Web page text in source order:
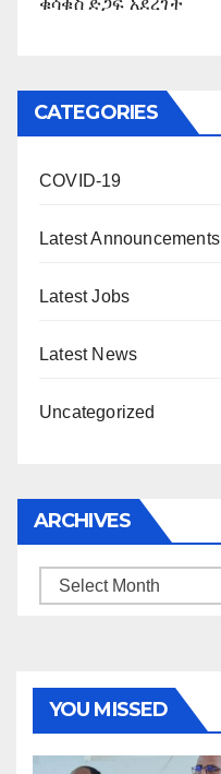
CATEGORIES
COVID-19
Latest Announcements
Latest Jobs
Latest News
Uncategorized
ARCHIVES
Archives
YOU MISSED